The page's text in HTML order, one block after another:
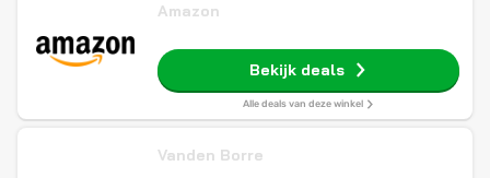
Amazon
Bekijk deals
Alle deals van deze winkel
Vanden Borre